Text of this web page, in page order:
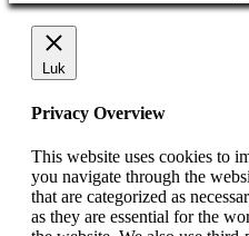
Luk
Privacy Overview
This website uses cookies to
you navigate through the
that are categorized as
as they are essential for the